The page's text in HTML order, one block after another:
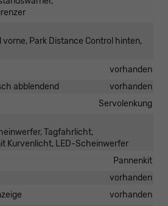
vorne, Park Distance Control hinten,
vorhanden
abblendend
vorhanden
Servolenkung
Tagfahrlicht,
Kurvenlicht, LED-Scheinwerfer
Pannenkit
vorhanden
vorhanden